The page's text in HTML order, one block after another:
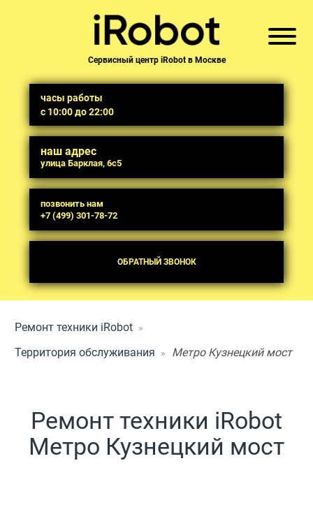
Сервисный центр iRobot в Москве
часы работы
с 10:00 до 22:00
наш адрес
улица Барклая, 6с5
позвонить нам
+7 (499) 301-78-72
ОБРАТНЫЙ ЗВОНОК
Ремонт техники iRobot
Территория обслуживания
Метро Кузнецкий мост
Ремонт техники iRobot
Метро Кузнецкий мост